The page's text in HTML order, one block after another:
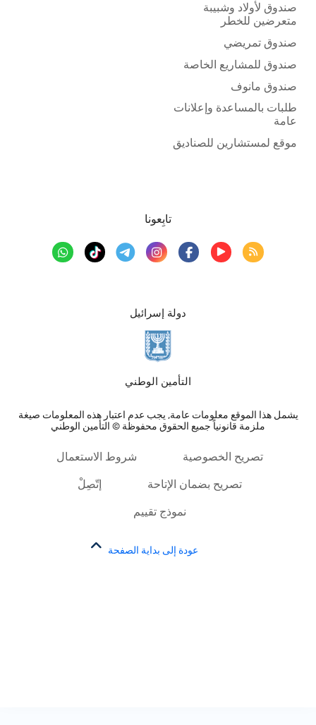
صندوق لأولاد وشبيبة
متعرضين للخطر
صندوق تمريضي
صندوق للمشاريع الخاصة
صندوق مانوف
طلبات بالمساعدة وإعلانات
عامة
موقع لمستشارين للصناديق
دولة إسرائيل
التأمين الوطني
يشمل هذا الموقع معلومات عامة, يجب عدم اعتبار هذه المعلومات صيغة
ملزمة قانونياً جميع الحقوق محفوظة © التأمين الوطني
تابِعونا
تصريح الخصوصية شروط الاستعمال
تصريح بضمان الإتاحة إتّصِلْ
نموذج تقييم
عودة إلى بداية الصفحة